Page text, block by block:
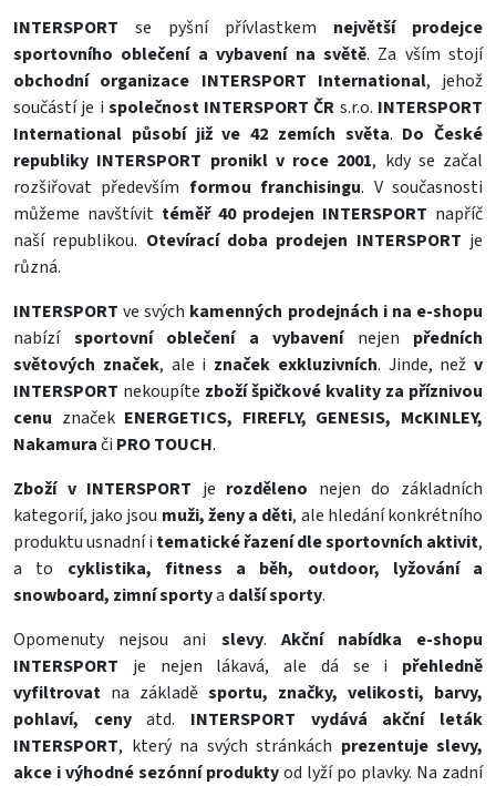
INTERSPORT se pyšní přívlastkem největší prodejce
sportovního oblečení a vybavení na světě. Za vším stojí
obchodní organizace INTERSPORT International, jehož
součástí je i společnost INTERSPORT ČR s.r.o. INTERSPORT
International působí již ve 42 zemích světa. Do České
republiky INTERSPORT pronikl v roce 2001, kdy se začal
rozšiřovat především formou franchisingu. V současnosti
můžeme navštívit téměř 40 prodejen INTERSPORT napříč
naší republikou. Otevírací doba prodejen INTERSPORT je
různá.
INTERSPORTve svých kamenných prodejnách i na e-shopu
nabízí sportovní oblečení a vybavenínejen předních
světových značek, ale i značek exkluzivních. Jinde, než v
INTERSPORT nekoupíte zboží špičkové kvality za příznivou
cenu značek ENERGETICS, FIREFLY, GENESIS, McKINLEY,
Nakamurači PRO TOUCH.
Zboží v INTERSPORT je rozděleno nejen do základních
kategorií, jako jsou muži, ženy a děti, ale hledání konkrétního
produktu usnadní i tematické řazení dle sportovních aktivit,
a to cyklistika, fitness a běh, outdoor, lyžování a
snowboard, zimní sportya další sporty.
Opomenuty nejsou ani slevy. Akční nabídka e-shopu
INTERSPORT je nejen lákavá, ale dá se i přehledně
vyfiltrovat na základě sportu, značky, velikosti, barvy,
pohlaví, cenyatd. INTERSPORT vydává akční leták
INTERSPORT, který na svých stránkách prezentuje slevy,
akce i výhodné sezónní produktyod lyží po plavky. Na zadní